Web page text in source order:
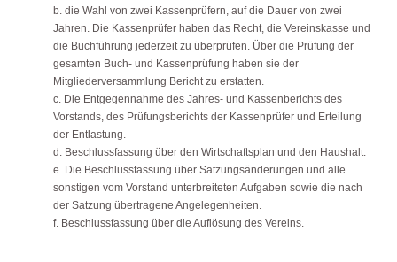
b. die Wahl von zwei Kassenprüfern, auf die Dauer von zwei
Jahren. Die Kassenprüfer haben das Recht, die Vereinskasse und
die Buchführung jederzeit zu überprüfen. Über die Prüfung der
gesamten Buch- und Kassenprüfung haben sie der
Mitgliederversammlung Bericht zu erstatten.
c. Die Entgegennahme des Jahres- und Kassenberichts des
Vorstands, des Prüfungsberichts der Kassenprüfer und Erteilung
der Entlastung.
d. Beschlussfassung über den Wirtschaftsplan und den Haushalt.
e. Die Beschlussfassung über Satzungsänderungen und alle
sonstigen vom Vorstand unterbreiteten Aufgaben sowie die nach
der Satzung übertragene Angelegenheiten.
f. Beschlussfassung über die Auflösung des Vereins.